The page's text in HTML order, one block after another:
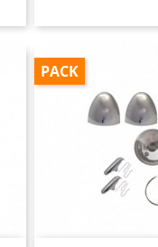
PACK